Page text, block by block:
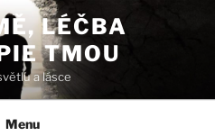
LÉČBA
TMOU
a lásce
Menu